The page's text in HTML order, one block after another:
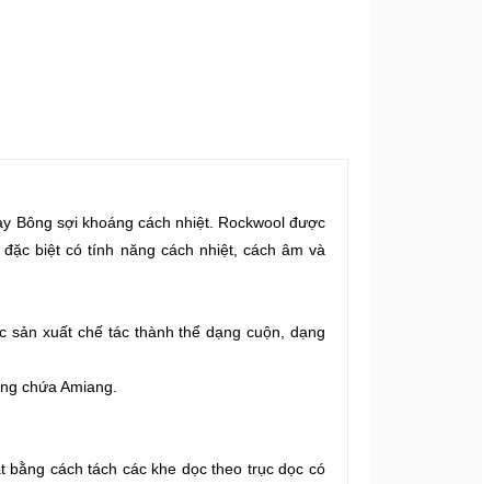
Bông sợi khoáng cách nhiệt. Rockwool được
biệt có tính năng cách nhiệt, cách âm và
sản xuất chế tác thành thể dạng cuộn, dạng
chứa Amiang.
cách tách các khe dọc theo trục dọc có